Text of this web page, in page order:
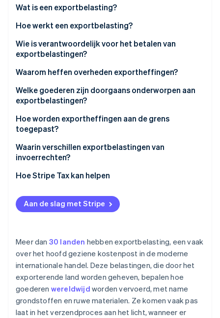
Stripe Sessions 2026
Nu bekijken
Wat is een exportbelasting?
Hoe werkt een exportbelasting?
Wie is verantwoordelijk voor het betalen van
exportbelastingen?
Waarom heffen overheden exportheffingen?
Welke goederen zijn doorgaans onderworpen aan
exportbelastingen?
Hoe worden exportheffingen aan de grens
toegepast?
Waarin verschillen exportbelastingen van
invoerrechten?
Hoe Stripe Tax kan helpen
Aan de slag met Stripe
Meer dan 30 landen hebben exportbelasting, een vaak
over het hoofd geziene kostenpost in de moderne
internationale handel. Deze belastingen, die door het
exporterende land worden geheven, bepalen hoe
goederen wereldwijd worden vervoerd, met name
grondstoffen en ruwe materialen. Ze komen vaak pas
laat in het verzendproces aan het licht, wanneer er